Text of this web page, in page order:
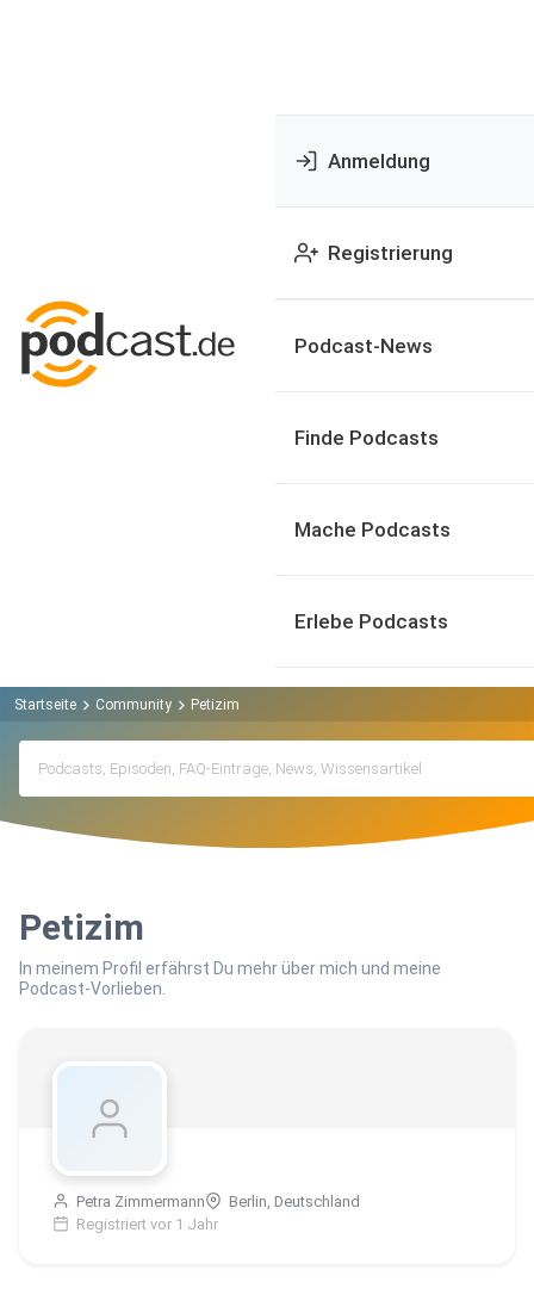
Anmeldung
Registrierung
Podcast-News
Finde Podcasts
Mache Podcasts
Erlebe Podcasts
Startseite Community Petizim
Petizim
In meinem Profil erfährst Du mehr über mich und meine
Podcast-Vorlieben.
Petra Zimmermann
Berlin, Deutschland
Registriert vor 1 Jahr